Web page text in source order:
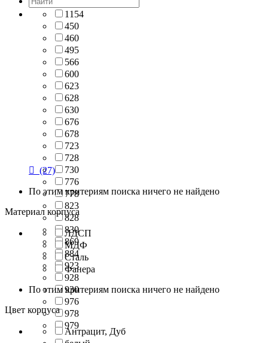
1154
450
460
495
566
600
623
628
630
676
678
723
728
730
776
778
823
828
830
869
884
923
928
930
976
978
979
 (27)
По этим критериям поиска ничего не найдено
Материал корпуса
ЛДСП
МДФ
Сталь
Фанера
По этим критериям поиска ничего не найдено
Цвет корпуса
Антрацит, Дуб